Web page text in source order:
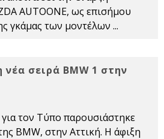
AUTOONE, ως επισήμου
γκάμας των μοντέλων ...
σειρά BMW 1 στην
τον Τύπο παρουσιάστηκε
BMW, στην Αττική. Η άφιξη